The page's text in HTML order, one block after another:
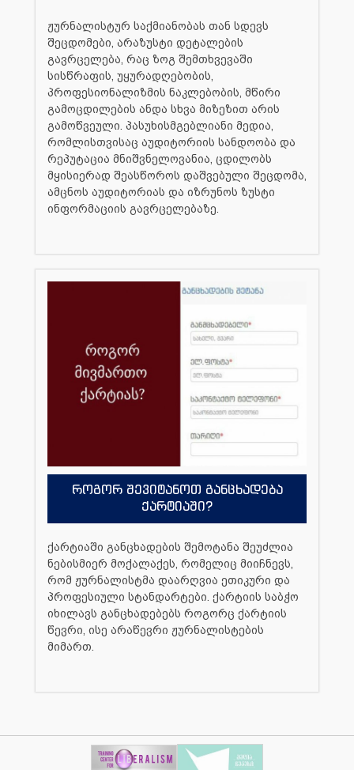
ჟურნალისტურ საქმიანობას თან სდევს
შეცდომები, არაზუსტი დეტალების
გავრცელება, რაც ზოგ შემთხვევაში
სისწრაფის, უყურადღებობის,
პროფესიონალიზმის ნაკლებობის, მწირი
გამოცდილების ანდა სხვა მიზეზით არის
გამოწვეული. პასუხისმგებლიანი მედია,
რომლისთვისაც აუდიტორიის სანდოობა და
რეპუტაცია მნიშვნელოვანია, ცდილობს
მყისიერად შეასწოროს დაშვებული შეცდომა,
ამცნოს აუდიტორიას და იზრუნოს ზუსტი
ინფორმაციის გავრცელებაზე.
როგორ შევიტანოთ განცხადება
ქარტიაში?
ქარტიაში განცხადების შემოტანა შეუძლია
ნებისმიერ მოქალაქეს, რომელიც მიიჩნევს,
რომ ჟურნალისტმა დაარღვია ეთიკური და
პროფესიული სტანდარტები. ქარტიის საბჭო
იხილავს განცხადებებს როგორც ქარტიის
წევრი, ისე არაწევრი ჟურნალისტების
მიმართ.